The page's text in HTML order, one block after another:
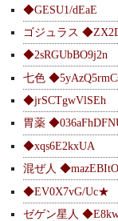
◆GESU1/dEaE
ゴジュラス
◆2sRGUbBO9j2n
七色
◆jrSCTgwVlSEh
胃薬
◆xqs6E2kxUA
混ぜ人
◆EV0X7vG/Uc★
ゼゲン星人